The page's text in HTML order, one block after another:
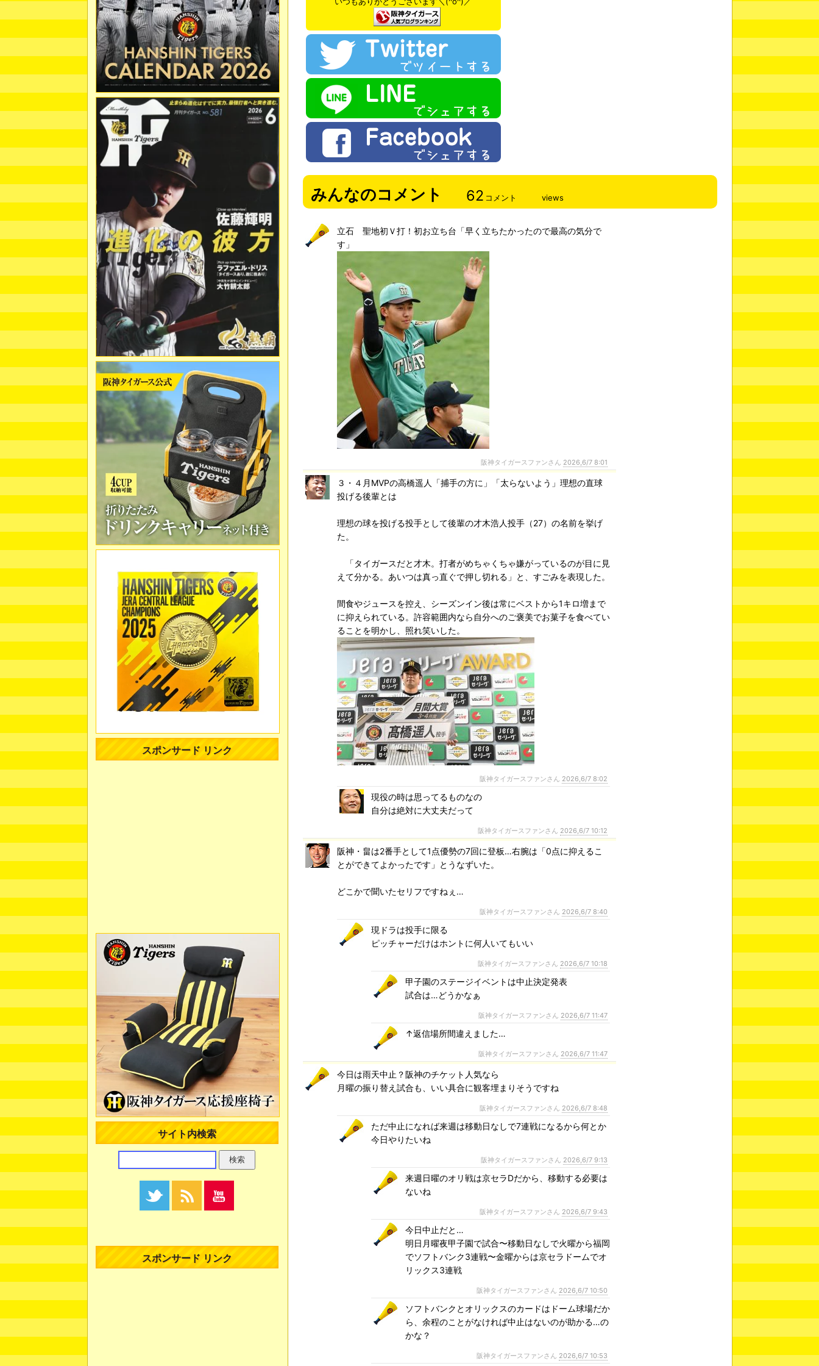
みんなのコメント 62 コメント views
立石 聖地初Ｖ打！初お立ち台「早く立ちたかったので最高の気分で
す」
阪神タイガースファンさん 2026,6/7 8:01
３・４月MVPの高橋遥人「捕手の方に」「太らないよう」理想の直球
投げる後輩とは
理想の球を投げる投手として後輩の才木浩人投手（27）の名前を挙げ
た。
「タイガースだと才木。打者がめちゃくちゃ嫌がっているのが目に見
えて分かる。あいつは真っ直ぐで押し切れる」と、すごみを表現した。
間食やジュースを控え、シーズンイン後は常にベストから1キロ増まで
に抑えられている。許容範囲内なら自分へのご褒美でお菓子を食べてい
ることを明かし、照れ笑いした。
阪神タイガースファンさん 2026,6/7 8:02
現役の時は思ってるものなの
自分は絶対に大丈夫だって
阪神タイガースファンさん 2026,6/7 10:12
阪神・畠は2番手として1点優勢の7回に登板…右腕は「0点に抑えるこ
とができてよかったです」とうなずいた。
どこかで聞いたセリフですねぇ…
阪神タイガースファンさん 2026,6/7 8:40
現ドラは投手に限る
ピッチャーだけはホントに何人いてもいい
阪神タイガースファンさん 2026,6/7 10:18
甲子園のステージイベントは中止決定発表
試合は…どうかなぁ
阪神タイガースファンさん 2026,6/7 11:47
↑返信場所間違えました…
阪神タイガースファンさん 2026,6/7 11:47
今日は雨天中止？阪神のチケット人気なら
月曜の振り替え試合も、いい具合に観客埋まりそうですね
阪神タイガースファンさん 2026,6/7 8:48
ただ中止になれば来週は移動日なしで7連戦になるから何とか
今日やりたいね
阪神タイガースファンさん 2026,6/7 9:13
来週日曜のオリ戦は京セラDだから、移動する必要は
ないね
阪神タイガースファンさん 2026,6/7 9:43
今日中止だと…
明日月曜夜甲子園で試合〜移動日なしで火曜から福岡
でソフトバンク3連戦〜金曜からは京セラドームでオ
リックス3連戦
阪神タイガースファンさん 2026,6/7 10:50
ソフトバンクとオリックスのカードはドーム球場だか
ら、余程のことがなければ中止はないのが助かる…の
かな？
阪神タイガースファンさん 2026,6/7 10:53
スポンサード リンク
サイト内検索
スポンサード リンク